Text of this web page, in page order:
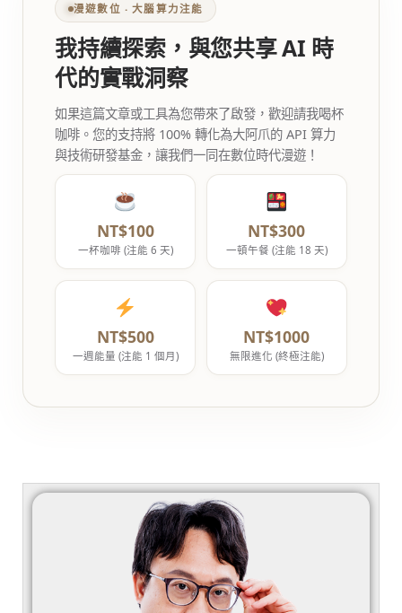
漫遊數位 ‧ 大腦算力注能
我持續探索，與您共享 AI 時
代的實戰洞察
如果這篇文章或工具為您帶來了啟發，歡迎請我喝杯
咖啡。您的支持將 100% 轉化為大阿爪的 API 算力
與技術研發基金，讓我們一同在數位時代漫遊！
NT$100
一杯咖啡 (注能 6 天)
NT$300
一頓午餐 (注能 18 天)
NT$500
一週能量 (注能 1 個月)
NT$1000
無限進化 (終極注能)